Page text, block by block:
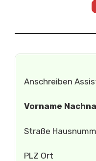
Anschreiben
Vorname
Straße
PLZ Ort